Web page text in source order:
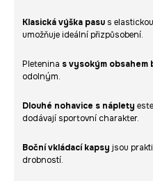
Klasická výška pasu s
umožňuje ideální přizpůsobení.
Pletenina s vysokým obsahem
odolným.
Dlouhé nohavice s náplety
dodávají sportovní charakter.
Boční vkládací kapsy jsou
drobností.